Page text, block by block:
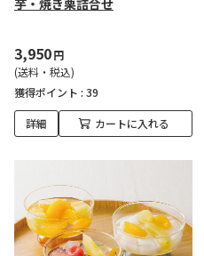
芋・焼き栗詰合せ
3,950円
(送料・税込)
獲得ポイント : 39
詳細 カートに入れる